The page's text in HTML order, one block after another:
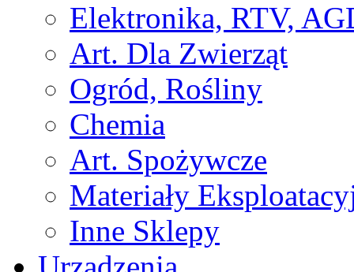
Elektronika, RTV,
Art. Dla Zwierząt
Ogród, Rośliny
Chemia
Art. Spożywcze
Materiały
Inne Sklepy